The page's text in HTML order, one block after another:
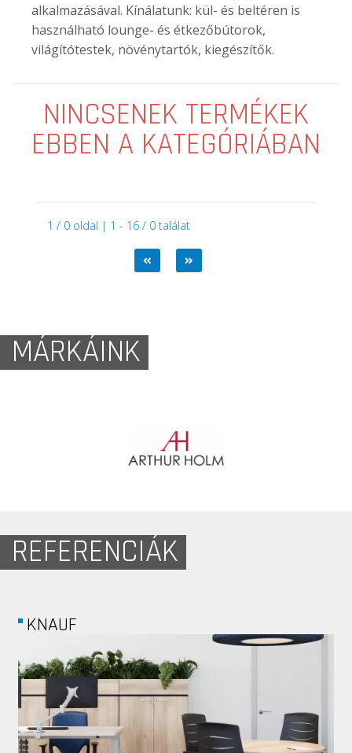
alkalmazásával. Kínálatunk: kül- és beltéren is
használható lounge- és étkezőbútorok,
világítótestek, növénytartók, kiegészítők.
NINCSENEK TERMÉKEK
EBBEN A KATEGÓRIÁBAN
1 / 0 oldal | 1 - 16 / 0 találat
MÁRKÁINK
REFERENCIÁK
EUROCOMM